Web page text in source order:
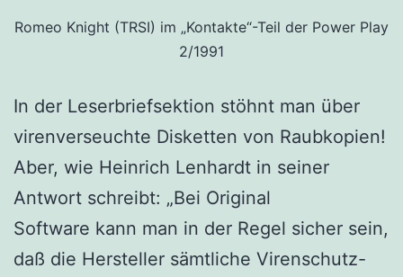
Romeo Knight (TRSI) im „Kontakte“-Teil der Power Play
2/1991
In der Leserbriefsektion stöhnt man über
virenverseuchte Disketten von Raubkopien!
Aber, wie Heinrich Lenhardt in seiner
Antwort schreibt: „Bei Original
Software kann man in der Regel sicher sein,
daß die Hersteller sämtliche Virenschutz-